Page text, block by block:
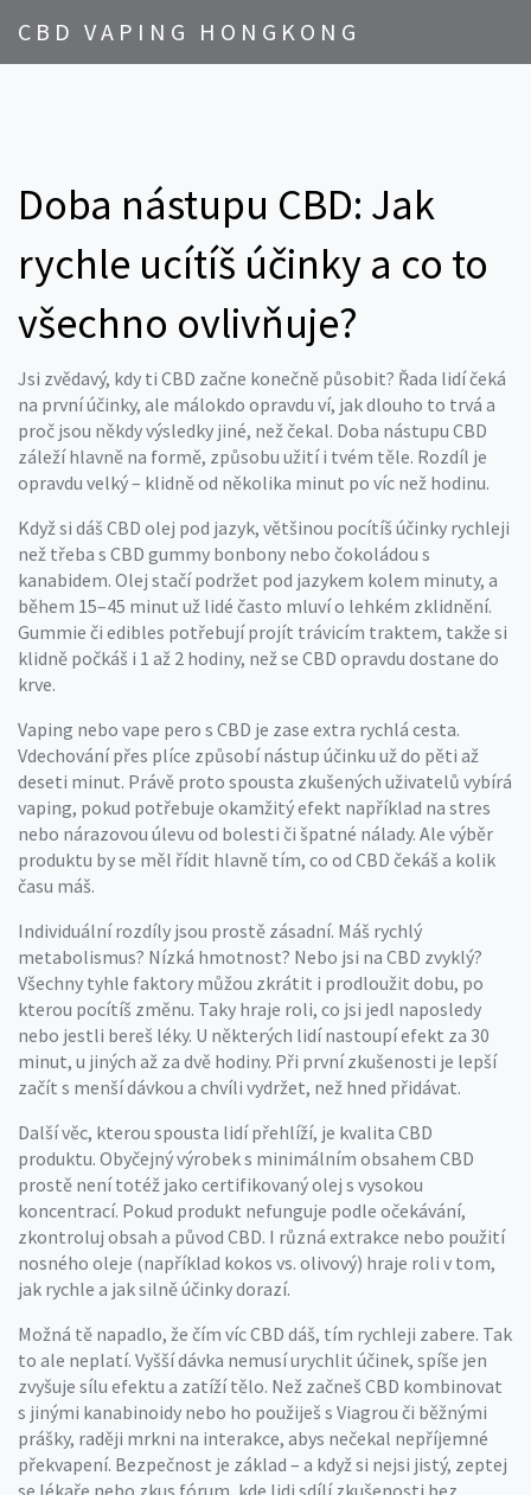
CBD VAPING HONGKONG
Doba nástupu CBD: Jak
rychle ucítíš účinky a co to
všechno ovlivňuje?
Jsi zvědavý, kdy ti CBD začne konečně působit? Řada lidí čeká
na první účinky, ale málokdo opravdu ví, jak dlouho to trvá a
proč jsou někdy výsledky jiné, než čekal. Doba nástupu CBD
záleží hlavně na formě, způsobu užití i tvém těle. Rozdíl je
opravdu velký – klidně od několika minut po víc než hodinu.
Když si dáš CBD olej pod jazyk, většinou pocítíš účinky rychleji
než třeba s CBD gummy bonbony nebo čokoládou s
kanabidem. Olej stačí podržet pod jazykem kolem minuty, a
během 15–45 minut už lidé často mluví o lehkém zklidnění.
Gummie či edibles potřebují projít trávicím traktem, takže si
klidně počkáš i 1 až 2 hodiny, než se CBD opravdu dostane do
krve.
Vaping nebo vape pero s CBD je zase extra rychlá cesta.
Vdechování přes plíce způsobí nástup účinku už do pěti až
deseti minut. Právě proto spousta zkušených uživatelů vybírá
vaping, pokud potřebuje okamžitý efekt například na stres
nebo nárazovou úlevu od bolesti či špatné nálady. Ale výběr
produktu by se měl řídit hlavně tím, co od CBD čekáš a kolik
času máš.
Individuální rozdíly jsou prostě zásadní. Máš rychlý
metabolismus? Nízká hmotnost? Nebo jsi na CBD zvyklý?
Všechny tyhle faktory můžou zkrátit i prodloužit dobu, po
kterou pocítíš změnu. Taky hraje roli, co jsi jedl naposledy
nebo jestli bereš léky. U některých lidí nastoupí efekt za 30
minut, u jiných až za dvě hodiny. Při první zkušenosti je lepší
začít s menší dávkou a chvíli vydržet, než hned přidávat.
Další věc, kterou spousta lidí přehlíží, je kvalita CBD
produktu. Obyčejný výrobek s minimálním obsahem CBD
prostě není totéž jako certifikovaný olej s vysokou
koncentrací. Pokud produkt nefunguje podle očekávání,
zkontroluj obsah a původ CBD. I různá extrakce nebo použití
nosného oleje (například kokos vs. olivový) hraje roli v tom,
jak rychle a jak silně účinky dorazí.
Možná tě napadlo, že čím víc CBD dáš, tím rychleji zabere. Tak
to ale neplatí. Vyšší dávka nemusí urychlit účinek, spíše jen
zvyšuje sílu efektu a zatíží tělo. Než začneš CBD kombinovat
s jinými kanabinoidy nebo ho použiješ s Viagrou či běžnými
prášky, raději mrkni na interakce, abys nečekal nepříjemné
překvapení. Bezpečnost je základ – a když si nejsi jistý, zeptej
se lékaře nebo zkus fórum, kde lidi sdílí zkušenosti bez